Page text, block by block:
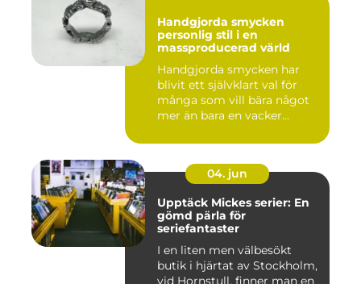
Handgjorda smycken
personlig stil i en
massproducerad värld
Handgjorda smycken har
blivit ett självklart val för
många som vill bära något
mer än bara en vacker...
04. jun
Upptäck Mickes serier: En
gömd pärla för
seriefantaster
I en liten men välbesökt
butik i hjärtat av Stockholm,
vid Hornstull, finner man en